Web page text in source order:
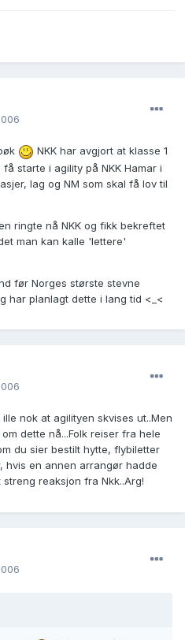
NKK har avgjort at klasse 1
starte i agility på NKK Hamar i
lag og NM som skal få lov til
ringte nå NKK og fikk bekreftet
man kan kalle 'lettere'
før Norges største stevne
har planlagt dette i lang tid <_<
nok at agilityen skvises ut..Men
dette nå...Folk reiser fra hele
du sier bestilt hytte, flybiletter
hvis en annen arrangør hadde
reaksjon fra Nkk..Arg!